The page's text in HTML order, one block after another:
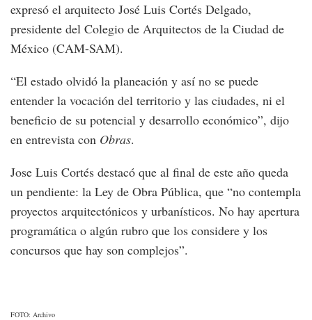
expresó el arquitecto José Luis Cortés Delgado,
presidente del Colegio de Arquitectos de la Ciudad de
México (CAM-SAM).
“El estado olvidó la planeación y así no se puede
entender la vocación del territorio y las ciudades, ni el
beneficio de su potencial y desarrollo económico”, dijo
en entrevista con Obras.
Jose Luis Cortés destacó que al final de este año queda
un pendiente: la Ley de Obra Pública, que “no contempla
proyectos arquitectónicos y urbanísticos. No hay apertura
programática o algún rubro que los considere y los
concursos que hay son complejos”.
FOTO: Archivo